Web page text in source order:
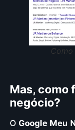
Mas, como
negócio?
O Google Meu